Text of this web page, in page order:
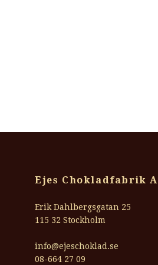
Ejes Chokladfabrik
Erik Dahlbergsgatan 25
115 32 Stockholm
info@ejeschoklad.se
08-664 27 09